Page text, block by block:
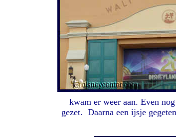
kwam er weer aan. Even
gezet. Daarna een ijsje